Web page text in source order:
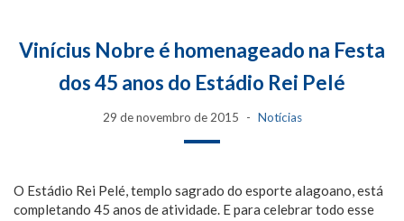
Vinícius Nobre é homenageado na Festa
dos 45 anos do Estádio Rei Pelé
29 de novembro de 2015 Notícias
O Estádio Rei Pelé, templo sagrado do esporte alagoano, está
completando 45 anos de atividade. E para celebrar todo esse